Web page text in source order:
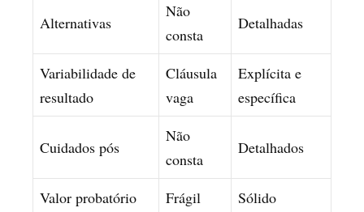
Alternativas
Não
consta
Detalhadas
Variabilidade de
resultado
Cláusula
vaga
Explícita e
específica
Cuidados pós
Não
consta
Detalhados
Valor probatório Frágil Sólido